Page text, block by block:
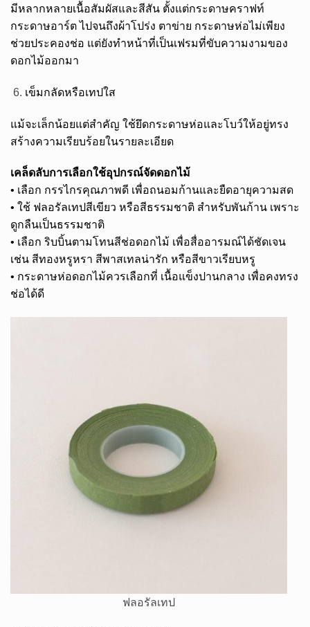
มีหลากหลายเนื้อสัมผัสและสีสัน ตั้งแต่กระดาษคราฟท์
กระดาษอาร์ต ไปจนถึงผ้าโปร่ง ตาข่าย กระดาษห่อไม่เพียง
ช่วยประคองช่อ แต่ยังทำหน้าที่เป็นเฟรมที่ขับความงามของ
ดอกไม้ออกมา
เข็มกลัดหรือเทปใส
แม้จะเล็กน้อยแต่สำคัญ ใช้ยึดกระดาษห่อและโบว์ให้อยู่ทรง
สร้างความเรียบร้อยในรายละเอียด
เคล็ดลับการเลือกใช้อุปกรณ์จัดดอกไม้
• เลือก กรรไกรคุณภาพดี เพื่อถนอมก้านและยืดอายุความสด
• ใช้ ฟลอรัลเทปสีเขียว หรือสีธรรมชาติ สำหรับพันก้าน เพราะ
ดูกลืนเป็นธรรมชาติ
• เลือก ริบบิ้นตามโทนสีช่อดอกไม้ เพื่อสื่ออารมณ์ได้ชัดเจน
เช่น สีทองหรูหรา สีพาสเทลน่ารัก หรือสีขาวเรียบหรู
• กระดาษห่อดอกไม้ควรเลือกที่ เนื้อแข็งปานกลาง เพื่อคงทรง
ช่อได้ดี
ฟลอรัลเทป